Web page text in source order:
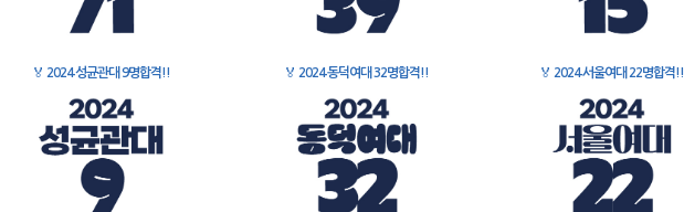
🏅 2024 성균관대 9명합격!! 🏅 2024 동덕여대 32명합격!! 🏅 2024 서울여대 22명합격!!